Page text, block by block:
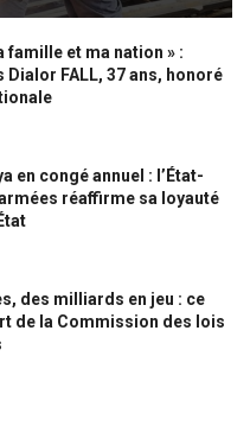
famille et ma nation » :
Dialor FALL, 37 ans, honoré
en congé annuel : l’État-
réaffirme sa loyauté
des milliards en jeu : ce
de la Commission des lois